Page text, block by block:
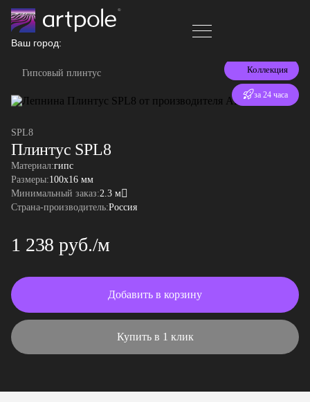
Ваш город:
Гипсовый плинтус
Отгрузка
за 24 часа
Коллекция
SPL8
Плинтус SPL8
Материал:гипс
Размеры:100x16 мм
Минимальный заказ:2.3 м
Страна-производитель:Россия
1 238 руб./м
Добавить в корзину
Купить в 1 клик